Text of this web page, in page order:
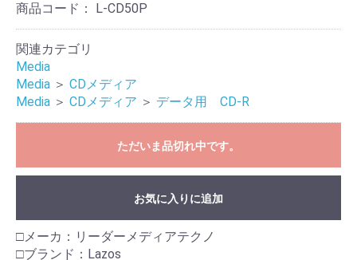
商品コード： L-CD50P
関連カテゴリ
Media
Media ＞ CDメディア
Media ＞ CDメディア ＞ データ用 CD-R
ただいま品切れ中です。
お気に入りに追加
□メーカ：リーダーメディアテクノ
□ブランド：Lazos